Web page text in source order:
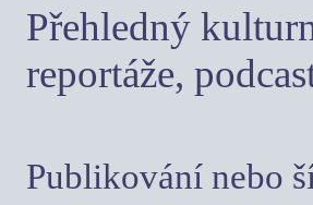
Přehledný
reportáže,
Publikování nebo